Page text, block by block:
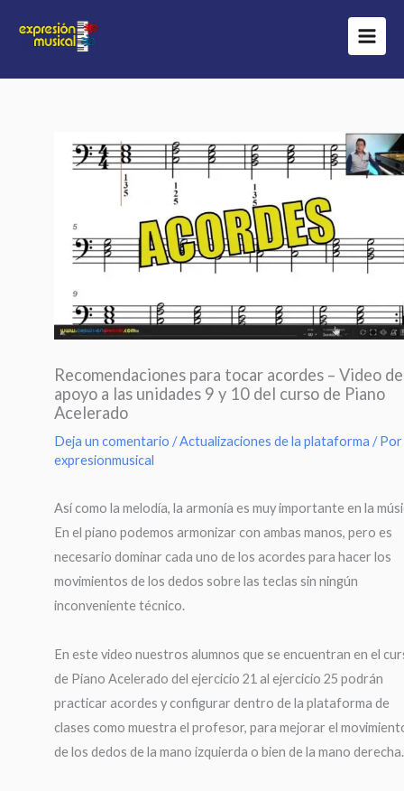
Recomendaciones para tocar acordes – Video de
apoyo a las unidades 9 y 10 del curso de Piano
Acelerado
Deja un comentario /Actualizaciones de la plataforma / Por
expresionmusical
Así como la melodía, la armonía es muy importante en la
En el piano podemos armonizar con ambas manos, pero es
necesario dominar cada uno de los acordes para hacer los
movimientos de los dedos sobre las teclas sin ningún
inconveniente técnico.
En este video nuestros alumnos que se encuentran en el
de Piano Acelerado del ejercicio 21 al ejercicio 25 podrán
practicar acordes y configurar dentro de la plataforma de
clases como muestra el profesor, para mejorar el
de los dedos de la mano izquierda o bien de la mano derecha.